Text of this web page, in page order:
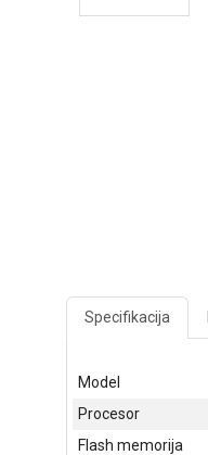
Specifikacija
Model
Procesor
Flash memorija